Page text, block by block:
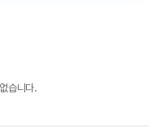
습니다.